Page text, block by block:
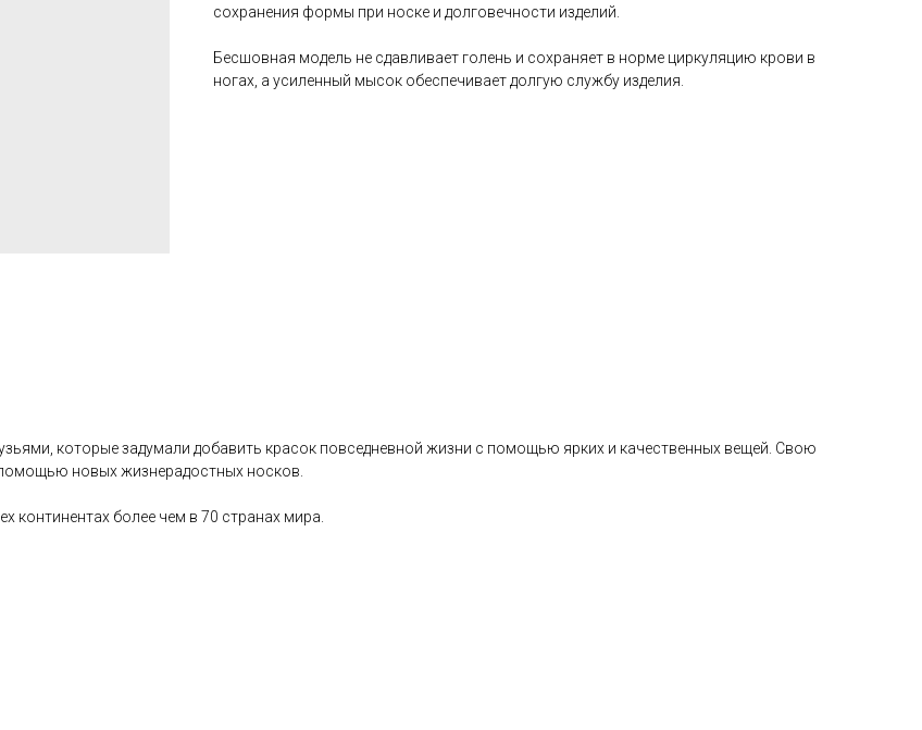
сохранения формы при носке и долговечности изделий.
Бесшовная модель не сдавливает голень и сохраняет в норме циркуляцию крови в
ногах, а усиленный мысок обеспечивает долгую службу изделия.
которые задумали добавить красок повседневной жизни с помощью ярких и качественных вещей. Свою
новых жизнерадостных носков.
континентах более чем в 70 странах мира.